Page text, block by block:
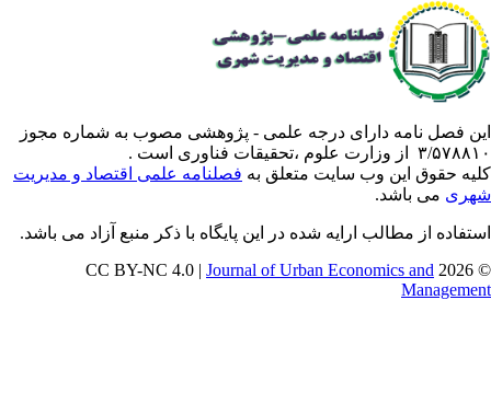
فصل نامه دارای درجه علمی - پژوهشی مصوب به شماره مجوز
وزارت علوم ،تحقیقات فناوری است .
حقوق این وب سایت متعلق بهفصلنامه علمی اقتصاد و مدیریت
می باشد.
از مطالب ارایه شده در این پایگاه با ذکر منبع آزاد می باشد.
©
Journal of Urban Economics and